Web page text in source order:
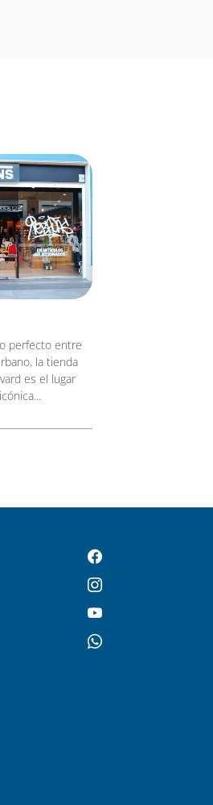
perfecto entre
la tienda
es el lugar